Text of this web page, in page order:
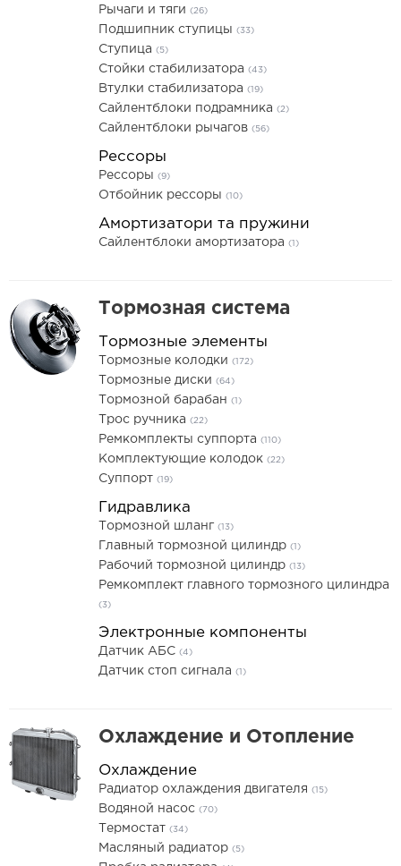
Рычаги и тяги (26)
Подшипник ступицы (33)
Ступица (5)
Стойки стабилизатора (43)
Втулки стабилизатора (19)
Сайлентблоки подрамника (2)
Сайлентблоки рычагов (56)
Рессоры
Рессоры (9)
Отбойник рессоры (10)
Амортизатори та пружини
Сайлентблоки амортизатора (1)
Тормозная система
Тормозные элементы
Тормозные колодки (172)
Тормозные диски (64)
Тормозной барабан (1)
Трос ручника (22)
Ремкомплекты суппорта (110)
Комплектующие колодок (22)
Суппорт (19)
Гидравлика
Тормозной шланг (13)
Главный тормозной цилиндр (1)
Рабочий тормозной цилиндр (13)
Ремкомплект главного тормозного цилиндра
(3)
Электронные компоненты
Датчик АБС (4)
Датчик стоп сигнала (1)
Охлаждение и Отопление
Охлаждение
Радиатор охлаждения двигателя (15)
Водяной насос (70)
Термостат (34)
Масляный радиатор (5)